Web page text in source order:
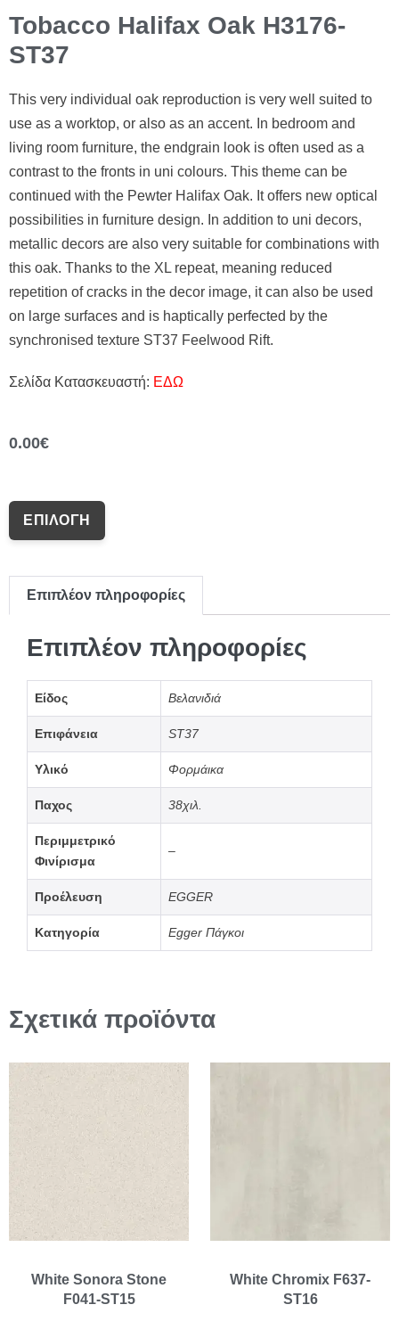
Tobacco Halifax Oak H3176-
ST37
This very individual oak reproduction is very well suited to
use as a worktop, or also as an accent. In bedroom and
living room furniture, the endgrain look is often used as a
contrast to the fronts in uni colours. This theme can be
continued with the Pewter Halifax Oak. It offers new optical
possibilities in furniture design. In addition to uni decors,
metallic decors are also very suitable for combinations with
this oak. Thanks to the XL repeat, meaning reduced
repetition of cracks in the decor image, it can also be used
on large surfaces and is haptically perfected by the
synchronised texture ST37 Feelwood Rift.
Σελίδα Κατασκευαστή: ΕΔΩ
0.00€
ΕΠΙΛΟΓΉ
Επιπλέον πληροφορίες
Επιπλέον πληροφορίες
Είδος Βελανιδιά
Επιφάνεια ST37
Υλικό Φορμάικα
Παχος 38χιλ.
Περιμμετρικό
Φινίρισμα
–
Προέλευση EGGER
Κατηγορία Egger Πάγκοι
Σχετικά προϊόντα
White Sonora Stone
F041-ST15
White Chromix F637-
ST16